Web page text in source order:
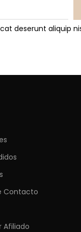
deserunt aliquip
Contacto
Afiliado